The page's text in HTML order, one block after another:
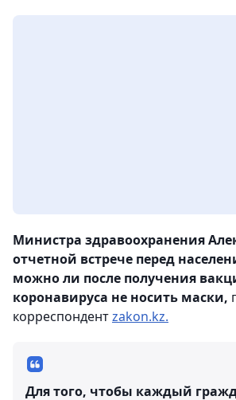
Министра здравоохранения
отчетной встрече перед
можно ли после получения
коронавируса не носить маски,
корреспондентzakon.kz.
Для того, чтобы каждый